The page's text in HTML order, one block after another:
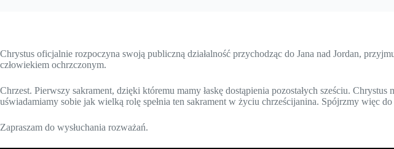
Chrystus oficjalnie rozpoczyna swoją publiczną działalność przychodząc do Jana nad Jordan,
człowiekiem ochrzczonym.
Chrzest. Pierwszy sakrament, dzięki któremu mamy łaskę dostąpienia pozostałych sześciu.
uświadamiamy sobie jak wielką rolę spełnia ten sakrament w życiu chrześcijanina. Spójrzmy więc
Zapraszam do wysłuchania rozważań.